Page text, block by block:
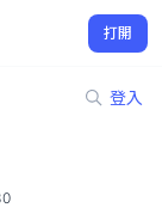
打開
登入